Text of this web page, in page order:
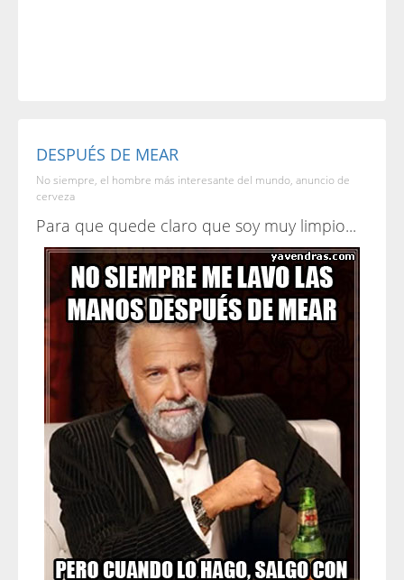
DESPUÉS DE MEAR
No siempre, el hombre más interesante del mundo, anuncio de
cerveza
Para que quede claro que soy muy limpio...